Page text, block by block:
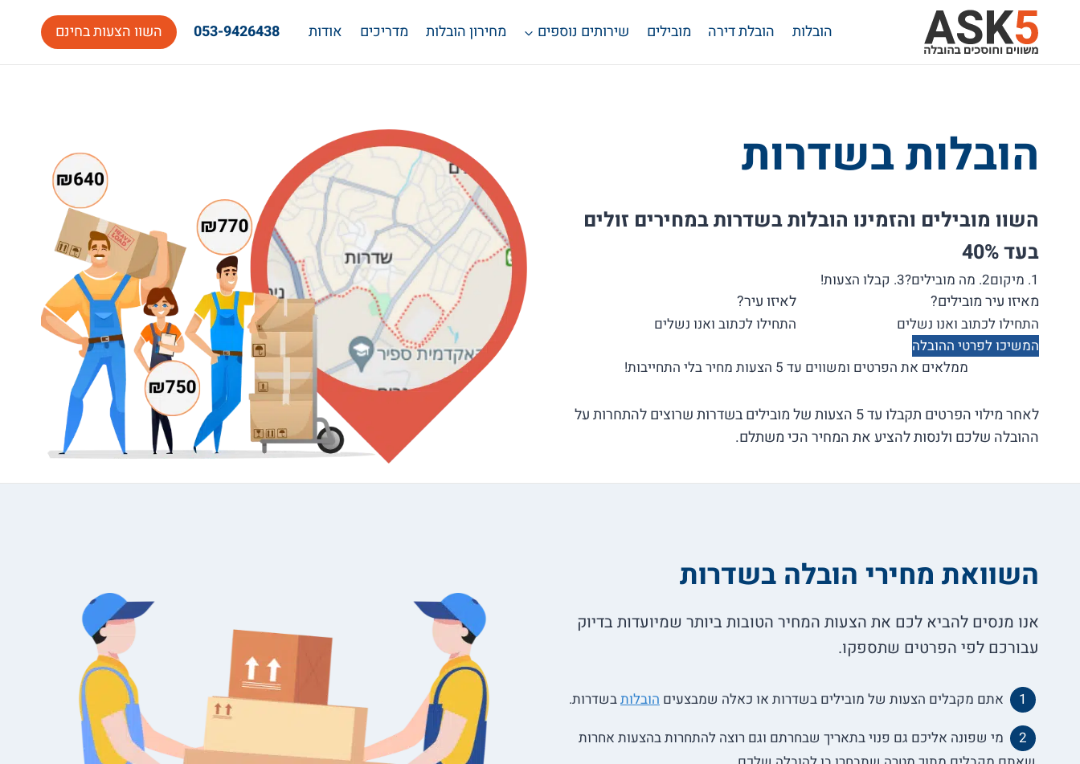
content
הובלות הובלת דירה מובילים שירותים נוספים מחירון הובלות מדריכים אודות 053-9426438 השוו הצעות בחינם
הובלות בשדרות
השוו מובילים והזמינו הובלות בשדרות במחירים זולים
בעד 40%
1. מיקום 2. מה מובילים? 3. קבלו הצעות!
מאיזו עיר מובילים? לאיזו עיר?
המשיכו לפרטי ההובלה
ממלאים את הפרטים ומשווים עד 5 הצעות מחיר בלי התחייבות!
לאחר מילוי הפרטים תקבלו עד 5 הצעות של מובילים בשדרות שרוצים להתחרות על
ההובלה שלכם ולנסות להציע את המחיר הכי משתלם.
השוואת מחירי הובלה בשדרות
אנו מנסים להביא לכם את הצעות המחיר הטובות ביותר שמיועדות בדיוק
עבורכם לפי הפרטים שתספקו.
אתם מקבלים הצעות של מובילים בשדרות או כאלה שמבצעים הובלותבשדרות.
מי שפונה אליכם גם פנוי בתאריך שבחרתם וגם רוצה להתחרות בהצעות אחרות